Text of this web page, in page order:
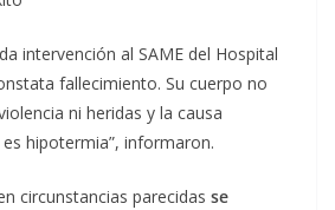
intervención al SAME del Hospital
fallecimiento. Su cuerpo no
ni heridas y la causa
hipotermia”, informaron.
circunstancias parecidas se